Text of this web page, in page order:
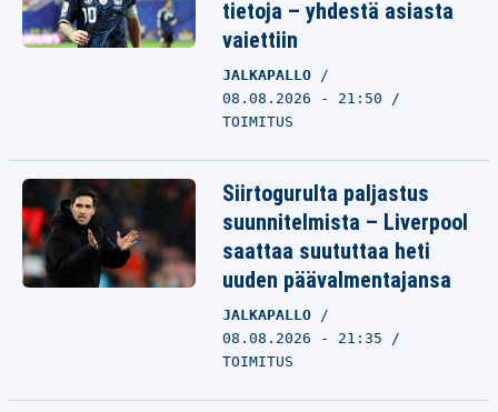
tietoja – yhdestä asiasta
vaiettiin
JALKAPALLO
08.08.2026 - 21:50
TOIMITUS
Siirtogurulta paljastus
suunnitelmista – Liverpool
saattaa suututtaa heti
uuden päävalmentajansa
JALKAPALLO
08.08.2026 - 21:35
TOIMITUS